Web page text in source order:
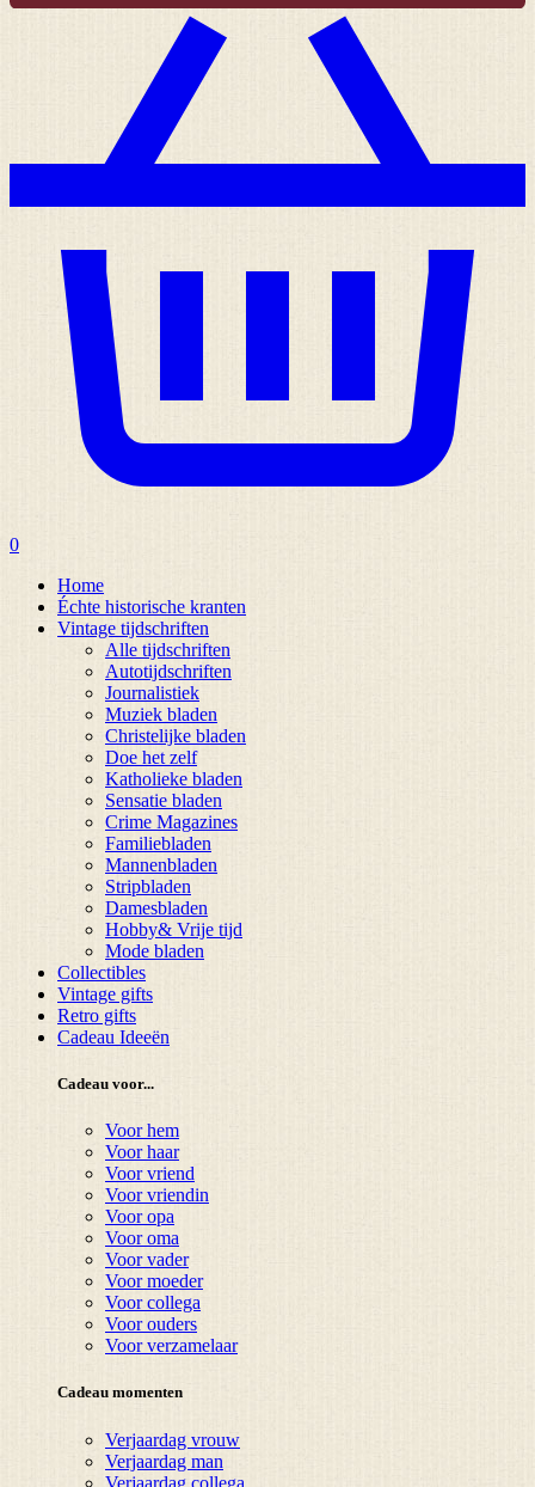
0
Home
Échte historische kranten
Vintage tijdschriften
Alle tijdschriften
Autotijdschriften
Journalistiek
Muziek bladen
Christelijke bladen
Doe het zelf
Katholieke bladen
Sensatie bladen
Crime Magazines
Familiebladen
Mannenbladen
Stripbladen
Damesbladen
Hobby& Vrije tijd
Mode bladen
Collectibles
Vintage gifts
Retro gifts
Cadeau Ideeën
Cadeau voor...
Voor hem
Voor haar
Voor vriend
Voor vriendin
Voor opa
Voor oma
Voor vader
Voor moeder
Voor collega
Voor ouders
Voor verzamelaar
Cadeau momenten
Verjaardag vrouw
Verjaardag man
Verjaardag collega